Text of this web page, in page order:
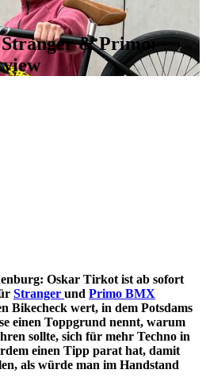
& Primo:
Oskar Tirkot ist ab sofort
Stranger und Primo BMX
Bikecheck wert, in dem Potsdams
einen Toppgrund nennt, warum
sollte, sich für mehr Techno in
einen Tipp parat hat, damit
als würde man im Handstand